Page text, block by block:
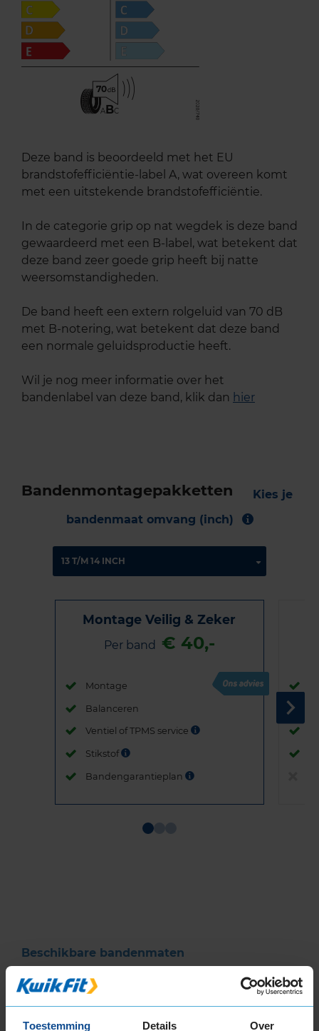
Toestemming Details Over
70
ABC
Deze band is beoordeeld met het EU
brandstofefficiëntie-label A, wat overeen komt
met een uitstekende brandstofefficiëntie.
In de categorie grip op nat wegdek is deze band
gewaardeerd met een B-label, wat betekent dat
deze band zeer goede grip heeft bij natte
weersomstandigheden.
De band heeft een extern rolgeluid van 70 dB
met B-notering, wat betekent dat deze band
een normale geluidsproductie heeft.
Wil je nog meer informatie over het
bandenlabel van deze band, klik dan hier
Bandenmontagepakketten
Kies je
bandenmaat omvang (inch)
Montage Veilig & Zeker
Per band € 40,-
Montage
Balanceren
Ventiel of TPMS service
Stikstof
Bandengarantieplan
Beschikbare bandenmaten
17-inch banden
225/45R17 94Y EXTRALOAD